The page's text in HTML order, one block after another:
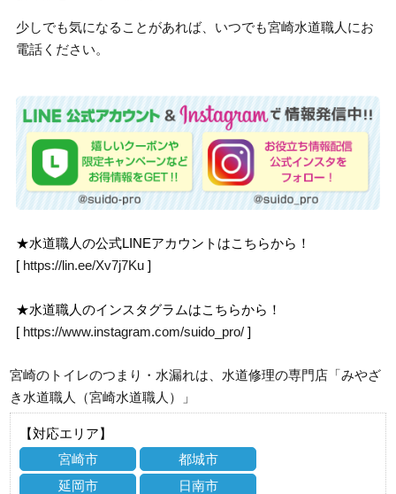
少しでも気になることがあれば、いつでも宮崎水道職人にお
電話ください。
★水道職人の公式LINEアカウントはこちらから！
[ https://lin.ee/Xv7j7Ku ]
★水道職人のインスタグラムはこちらから！
[ https://www.instagram.com/suido_pro/ ]
宮崎のトイレのつまり・水漏れは、水道修理の専門店「みやざ
き水道職人（宮崎水道職人）」
【対応エリア】
宮崎市
都城市
延岡市
日南市